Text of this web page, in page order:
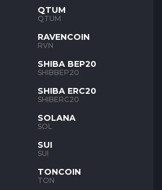
QTUM
QTUM
RAVENCOIN
RVN
SHIBA BEP20
SHIBBEP20
SHIBA ERC20
SHIBERC20
SOLANA
SOL
SUI
SUI
TONCOIN
TON